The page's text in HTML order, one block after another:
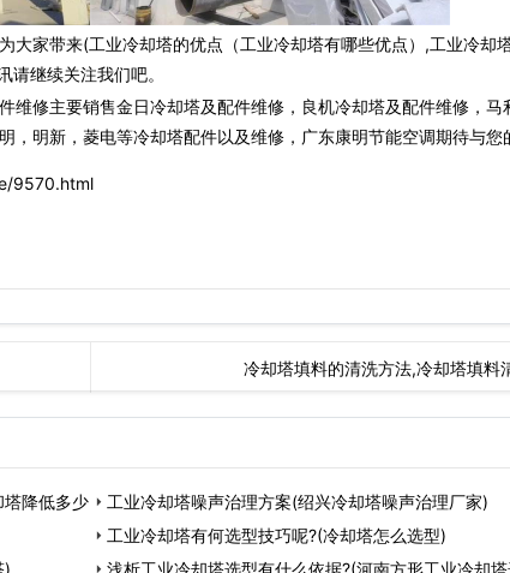
大家带来(工业冷却塔的优点（工业冷却塔有哪些优点）,工业冷却
继续关注我们吧。
维修主要销售金日冷却塔及配件维修，良机冷却塔及配件维修，马
，明新，菱电等冷却塔配件以及维修，广东康明节能空调期待与您
9570.html
冷却塔填料的清洗方法,冷却塔填料
降低多少
工业冷却塔噪声治理方案(绍兴冷却塔噪声治理厂家)
工业冷却塔有何选型技巧呢?(冷却塔怎么选型)